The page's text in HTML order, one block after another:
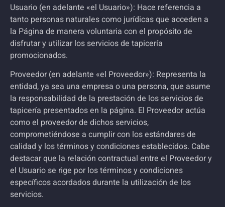
Usuario (en adelante «el Usuario»): Hace referencia a
tanto personas naturales como jurídicas que acceden a
la Página de manera voluntaria con el propósito de
disfrutar y utilizar los servicios de tapicería
promocionados.
Proveedor (en adelante «el Proveedor»): Representa la
entidad, ya sea una empresa o una persona, que asume
la responsabilidad de la prestación de los servicios de
tapicería presentados en la página. El Proveedor actúa
como el proveedor de dichos servicios,
comprometiéndose a cumplir con los estándares de
calidad y los términos y condiciones establecidos. Cabe
destacar que la relación contractual entre el Proveedor y
el Usuario se rige por los términos y condiciones
específicos acordados durante la utilización de los
servicios.